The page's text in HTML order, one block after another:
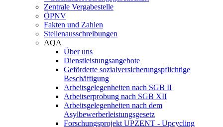
Zentrale Vergabestelle
ÖPNV
Fakten und Zahlen
Stellenausschreibungen
AQA
Über uns
Dienstleistungsangebote
Geförderte sozialversicherungspflichtige
Beschäftigung
Arbeitsgelegenheiten nach SGB II
Arbeitserprobung nach SGB XII
Arbeitsgelegenheiten nach dem
Asylbewerberleistungsgesetz
Forschungsprojekt UPZENT - Upcycling